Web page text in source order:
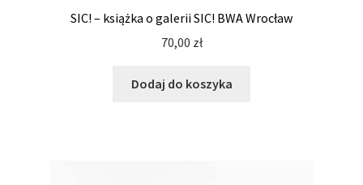
SIC! – książka o galerii SIC! BWA Wrocław
70,00 zł
Dodaj do koszyka